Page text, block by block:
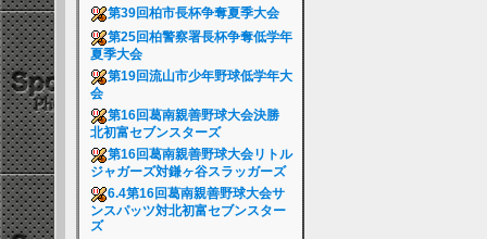
第39回柏市長杯争奪夏季大会
第25回柏警察署長杯争奪低学年
夏季大会
第19回流山市少年野球低学年大
会
第16回葛南親善野球大会決勝
北初富セブンスターズ
第16回葛南親善野球大会リトル
ジャガーズ対鎌ヶ谷スラッガーズ
6.4第16回葛南親善野球大会サ
ンスパッツ対北初富セブンスター
ズ